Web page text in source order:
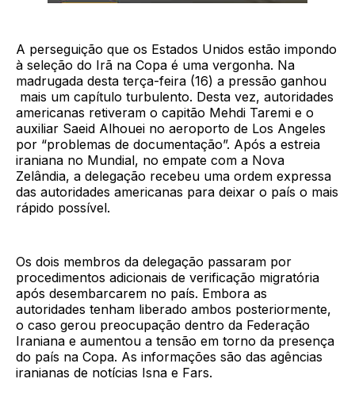
A perseguição que os Estados Unidos estão impondo
à seleção do Irã na Copa é uma vergonha. Na
madrugada desta terça-feira (16) a pressão ganhou
mais um capítulo turbulento. Desta vez, autoridades
americanas retiveram o capitão Mehdi Taremi e o
auxiliar Saeid Alhouei no aeroporto de Los Angeles
por “problemas de documentação”. Após a estreia
iraniana no Mundial, no empate com a Nova
Zelândia, a delegação recebeu uma ordem expressa
das autoridades americanas para deixar o país o mais
rápido possível.
Os dois membros da delegação passaram por
procedimentos adicionais de verificação migratória
após desembarcarem no país. Embora as
autoridades tenham liberado ambos posteriormente,
o caso gerou preocupação dentro da Federação
Iraniana e aumentou a tensão em torno da presença
do país na Copa. As informações são das agências
iranianas de notícias Isna e Fars.